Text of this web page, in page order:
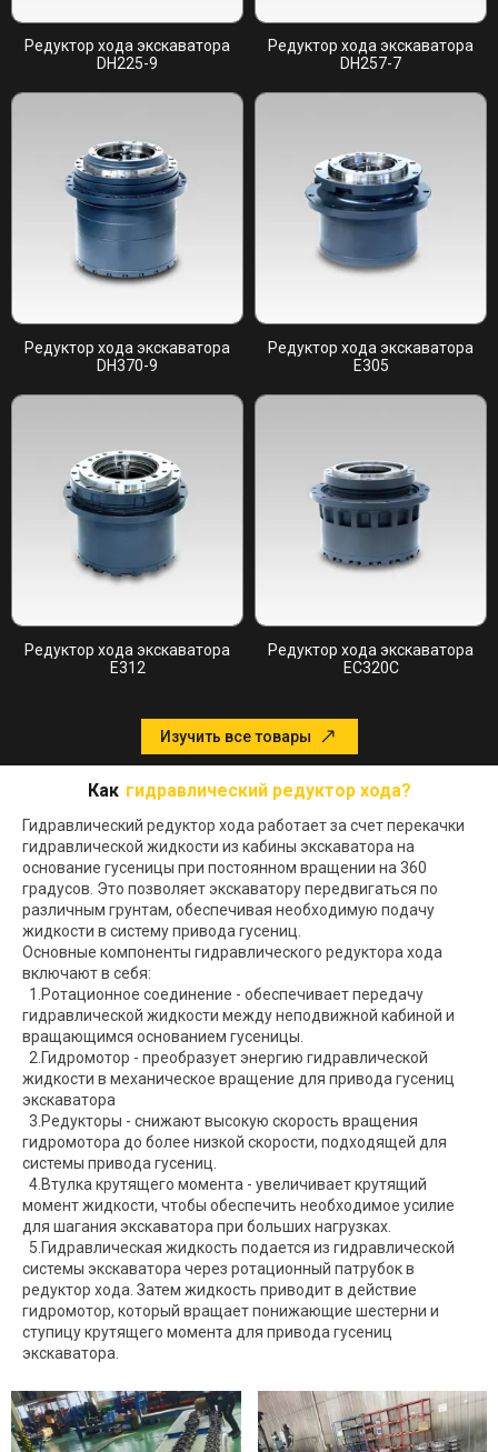
Редуктор хода экскаватора
DH225-9
Редуктор хода экскаватора
DH257-7
Редуктор хода экскаватора
DH370-9
Редуктор хода экскаватора
E305
Редуктор хода экскаватора
E312
Редуктор хода экскаватора
EC320C
Изучить все товары
Как гидравлический редуктор хода?
Гидравлический редуктор хода работает за счет перекачки
гидравлической жидкости из кабины экскаватора на
основание гусеницы при постоянном вращении на 360
градусов. Это позволяет экскаватору передвигаться по
различным грунтам, обеспечивая необходимую подачу
жидкости в систему привода гусениц.
Основные компоненты гидравлического редуктора хода
включают в себя:
1.Ротационное соединение - обеспечивает передачу
гидравлической жидкости между неподвижной кабиной и
вращающимся основанием гусеницы.
2.Гидромотор - преобразует энергию гидравлической
жидкости в механическое вращение для привода гусениц
экскаватора
3.Редукторы - снижают высокую скорость вращения
гидромотора до более низкой скорости, подходящей для
системы привода гусениц.
4.Втулка крутящего момента - увеличивает крутящий
момент жидкости, чтобы обеспечить необходимое усилие
для шагания экскаватора при больших нагрузках.
5.Гидравлическая жидкость подается из гидравлической
системы экскаватора через ротационный патрубок в
редуктор хода. Затем жидкость приводит в действие
гидромотор, который вращает понижающие шестерни и
ступицу крутящего момента для привода гусениц
экскаватора.